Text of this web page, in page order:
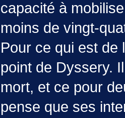
capacité à
moins de vingt-
Pour ce qui est de
point de Dyssery.
mort, et ce pour
pense que ses